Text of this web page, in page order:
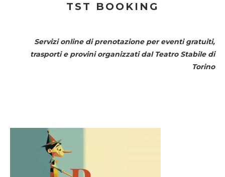
TST BOOKING
Servizi online di prenotazione per eventi gratuiti,
trasporti e provini organizzati dal Teatro Stabile di
Torino